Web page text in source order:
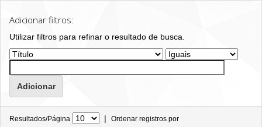
Adicionar filtros:
Utilizar filtros para refinar o resultado de busca.
Resultados/Página | Ordenar registros por